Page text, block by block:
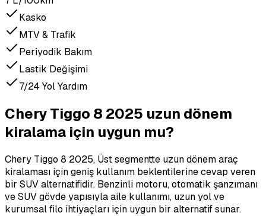
Kasko
MTV & Trafik
Periyodik Bakım
Lastik Değişimi
7/24 Yol Yardım
Chery Tiggo 8 2025 uzun dönem
kiralama için uygun mu?
Chery Tiggo 8 2025, Üst segmentte uzun dönem araç
kiralaması için geniş kullanım beklentilerine cevap veren
bir SUV alternatifidir. Benzinli motoru, otomatik şanzımanı
ve SUV gövde yapısıyla aile kullanımı, uzun yol ve
kurumsal filo ihtiyaçları için uygun bir alternatif sunar.